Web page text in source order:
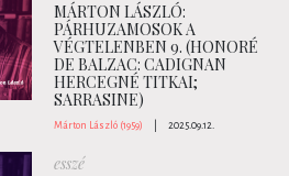
MÁRTON LÁSZLÓ:
PÁRHUZAMOSOK A
VÉGTELENBEN 9. (HONORÉ
DE BALZAC: CADIGNAN
HERCEGNÉ TITKAI;
SARRASINE)
Márton László (1959) 2025.09.12.
esszé